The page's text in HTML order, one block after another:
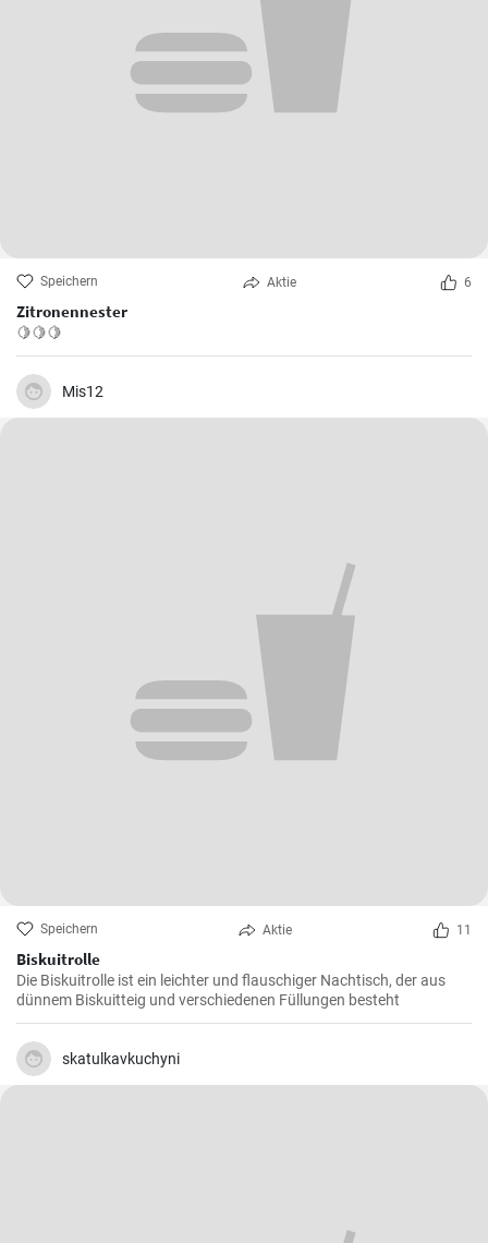
Speichern Aktie 6
Zitronennester
🍋🍋🍋
Mis12
Speichern Aktie 11
Biskuitrolle
Die Biskuitrolle ist ein leichter und flauschiger Nachtisch, der aus
dünnem Biskuitteig und verschiedenen Füllungen besteht
skatulkavkuchyni